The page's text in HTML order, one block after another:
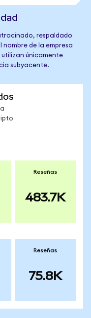
respaldado
de la empresa
únicamente
subyacente.
Reseñas
483.7K
Reseñas
75.8K